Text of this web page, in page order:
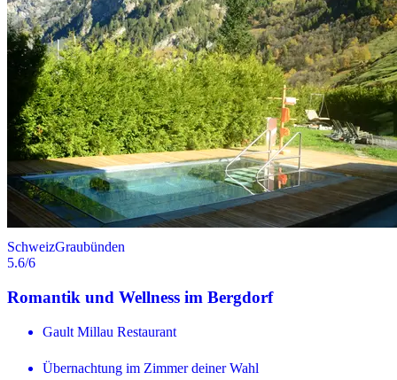
SchweizGraubünden
5.6/6
Romantik und Wellness im Bergdorf
Gault Millau Restaurant
Übernachtung im Zimmer deiner Wahl